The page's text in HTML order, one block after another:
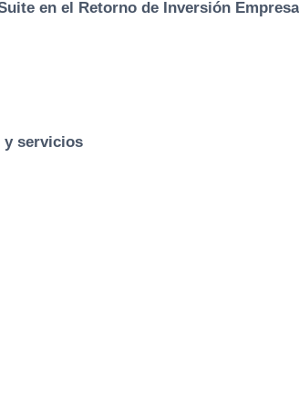
en el Retorno de Inversión
y servicios